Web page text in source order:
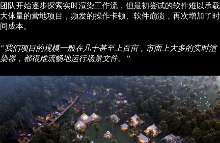
团队开始逐步探索实时渲染工作流，但最初尝试的软件难以承载
大体量的营地项目，频发的操作卡顿、软件崩溃，再次增加了时
间成本。
“我们项目的规模一般在几十甚至上百亩，市面上大多的实时渲
染器，都很难流畅地运行场景文件。”